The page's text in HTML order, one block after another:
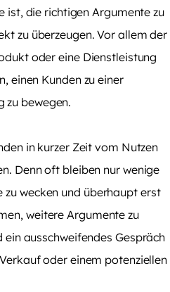
ist, die richtigen Argumente zu
zu überzeugen. Vor allem der
oder eine Dienstleistung
einen Kunden zu einer
zu bewegen.
in kurzer Zeit vom Nutzen
Denn oft bleiben nur wenige
zu wecken und überhaupt erst
weitere Argumente zu
ausschweifendes Gespräch
oder einem potenziellen